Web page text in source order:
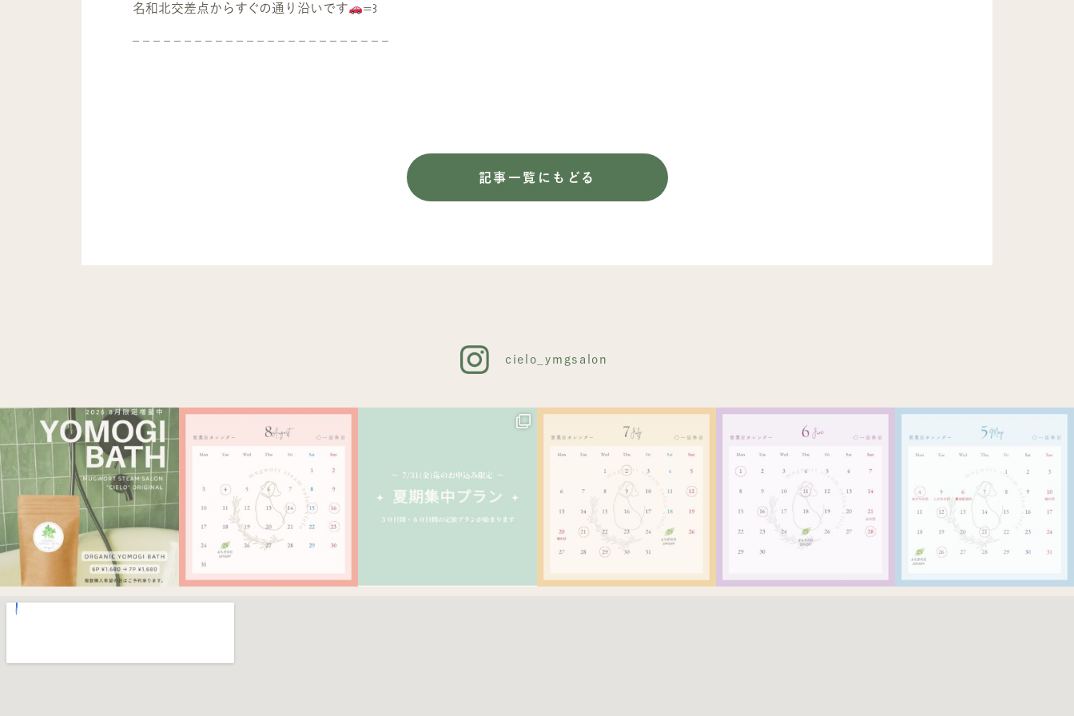
名和北交差点からすぐの通り沿いです =꒱
– – – – – – – – – – – – – – – – – – – – – – – – –
記事一覧にもどる
cielo_ymgsalon